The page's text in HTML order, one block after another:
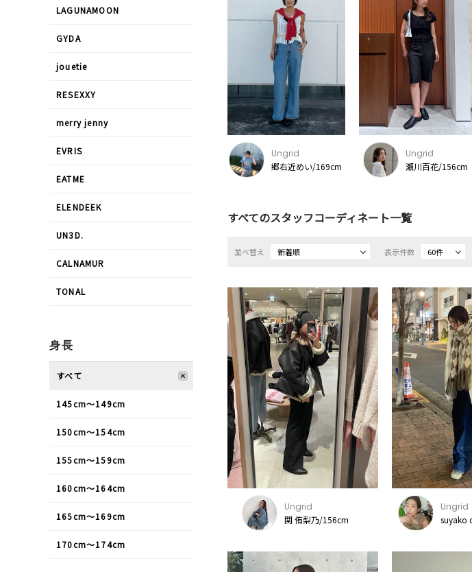
Ungrid
郷右近めい/169cm
Ungrid
瀬川百花/156cm
すべてのスタッフコーディネート一覧
並べ替え 新着順 表示件数 60件
Ungrid
関 侑梨乃/156cm
Ungrid
suyako
LAGUNAMOON
GYDA
jouetie
RESEXXY
merry jenny
EVRIS
EATME
ELENDEEK
UN3D.
CALNAMUR
TONAL
身長
すべて
145cm〜149cm
150cm〜154cm
155cm〜159cm
160cm〜164cm
165cm〜169cm
170cm〜174cm